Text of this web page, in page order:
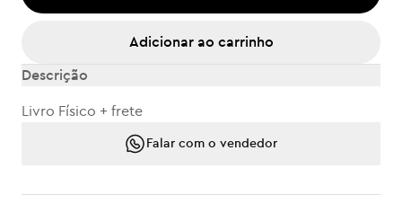
Adicionar ao carrinho
Descrição
Livro Físico + frete
Falar com o vendedor